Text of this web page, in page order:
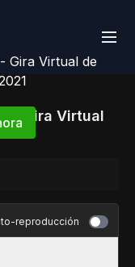
Gira Virtual de
- Gira Virtual
reproducción